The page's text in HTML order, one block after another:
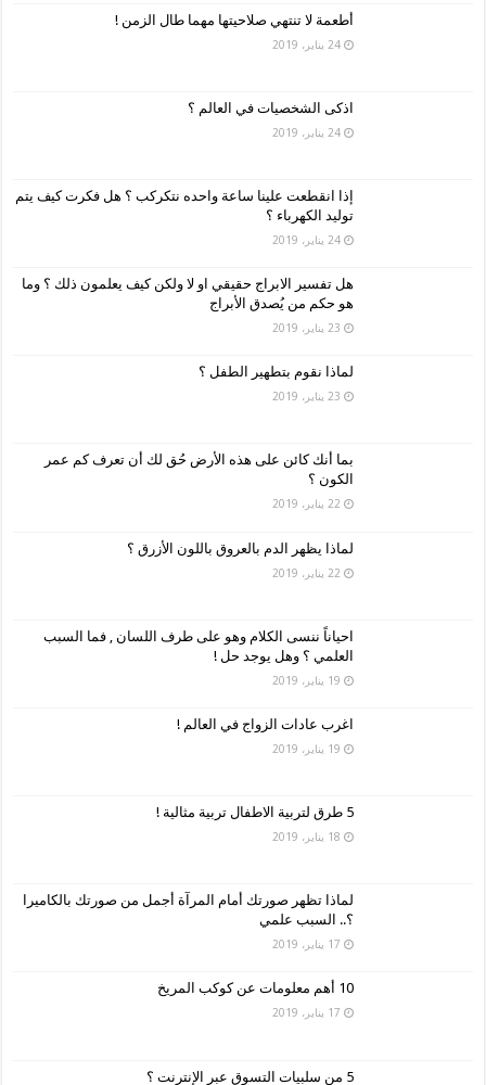
أطعمة لا تنتهي صلاحيتها مهما طال الزمن !
24 يناير، 2019
اذكى الشخصيات في العالم ؟
24 يناير، 2019
إذا انقطعت علينا ساعة واحده نتكركب ؟ هل فكرت كيف يتم
توليد الكهرباء ؟
24 يناير، 2019
هل تفسير الابراج حقيقي او لا ولكن كيف يعلمون ذلك ؟ وما
هو حكم من يُصدق الأبراج
23 يناير، 2019
لماذا نقوم بتطهير الطفل ؟
23 يناير، 2019
بما أنك كائن على هذه الأرض حُق لك أن تعرف كم عمر
الكون ؟
22 يناير، 2019
لماذا يظهر الدم بالعروق باللون الأزرق ؟
22 يناير، 2019
احياناً ننسى الكلام وهو على طرف اللسان , فما السبب
العلمي ؟ وهل يوجد حل !
19 يناير، 2019
اغرب عادات الزواج في العالم !
19 يناير، 2019
5 طرق لتربية الاطفال تربية مثالية !
18 يناير، 2019
لماذا تظهر صورتك أمام المرآة أجمل من صورتك بالكاميرا
؟.. السبب علمي
17 يناير، 2019
10 أهم معلومات عن كوكب المريخ
17 يناير، 2019
5 من سلبيات التسوق عبر الإنترنت ؟